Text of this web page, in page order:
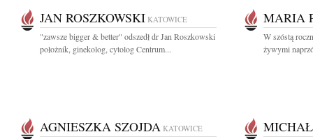
JAN ROSZKOWSKI KATOWICE
"zawsze bigger & better" odszedł dr Jan Roszkowski
położnik, ginekolog, cytolog Centrum...
MARIA
W szóstą
żywymi
AGNIESZKA SZOJDA KATOWICE